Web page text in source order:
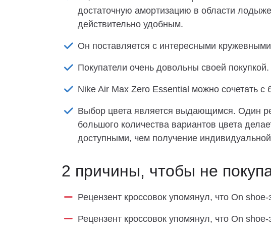
достаточную амортизацию в области
действительно удобным.
Он поставляется с интересными
Покупатели очень довольны своей покупкой.
Nike Air Max Zero Essential можно сочетать
Выбор цвета является выдающимся. Один
большого количества вариантов цвета
доступными, чем получение
2 причины, чтобы не
Рецензент кроссовок упомянул, что On
Рецензент кроссовок упомянул, что On